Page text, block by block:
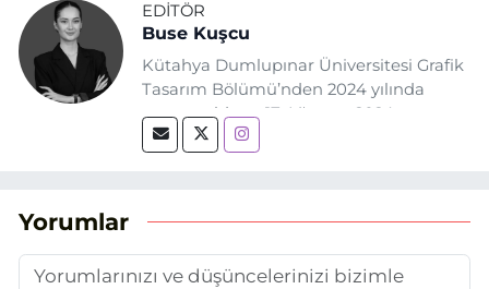
EDITÖR
Buse Kuşcu
Kütahya Dumlupınar Üniversitesi Grafik
Tasarım Bölümü’nden 2024 yılında
mezun oldum. 17 Ağustos 2024
tarihinde, Grafik Tasarım alanında staj
adım attım.
Yorumlar